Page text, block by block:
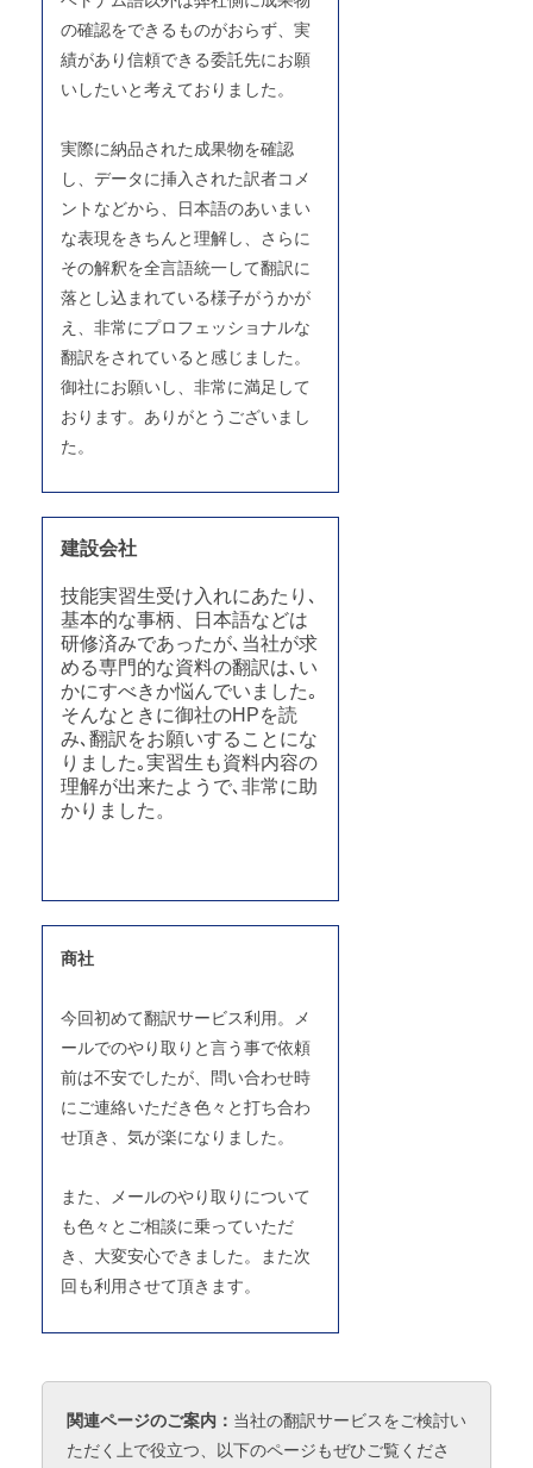
の確認をできるものがおらず、実
績があり信頼できる委託先にお願
いしたいと考えておりました。
実際に納品された成果物を確認
し、データに挿入された訳者コメ
ントなどから、日本語のあいまい
な表現をきちんと理解し、さらに
その解釈を全言語統一して翻訳に
落とし込まれている様子がうかが
え、非常にプロフェッショナルな
翻訳をされていると感じました。
御社にお願いし、非常に満足して
おります。ありがとうございまし
た。
建設会社
技能実習生受け入れにあたり､
基本的な事柄、日本語などは
研修済みであったが､当社が求
める専門的な資料の翻訳は､い
かにすべきか悩んでいました｡
そんなときに御社のHPを読
み､翻訳をお願いすることにな
りました｡実習生も資料内容の
理解が出来たようで､非常に助
かりました。
商社
今回初めて翻訳サービス利用。メ
ールでのやり取りと言う事で依頼
前は不安でしたが、問い合わせ時
にご連絡いただき色々と打ち合わ
せ頂き、気が楽になりました。
また、メールのやり取りについて
も色々とご相談に乗っていただ
き、大変安心できました。また次
回も利用させて頂きます。
関連ページのご案内： 当社の翻訳サービスをご検討い
ただく上で役立つ、以下のページもぜひご覧くださ